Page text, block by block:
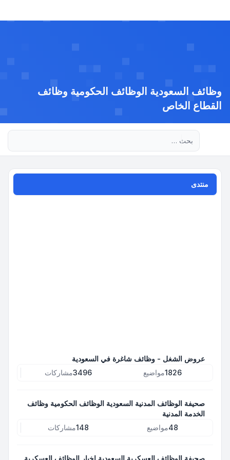
وظائف السعودية الوظائف الحكومية وظائف
القطاع الخاص
منتدى
عروض الشغل - وظائف شاغرة في السعودية
1826مواضيع 3496مشاركات
صحيفة الوظائف المدنية السعودية الوظائف الحكومية وظائف
الخدمة المدنية
48مواضيع 148مشاركات
صحيفة الوظائف العسكرية السعودية اخبار الوظائف العسكرية